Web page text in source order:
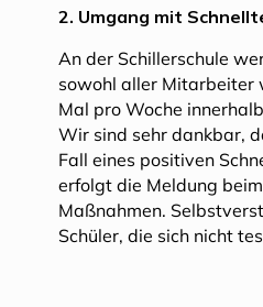
2. Umgang mit
An der Schillerschule
sowohl aller Mitarbeiter
Mal pro Woche
Wir sind sehr dankbar,
Fall eines positiven
erfolgt die Meldung
Maßnahmen.
Schüler, die sich nicht